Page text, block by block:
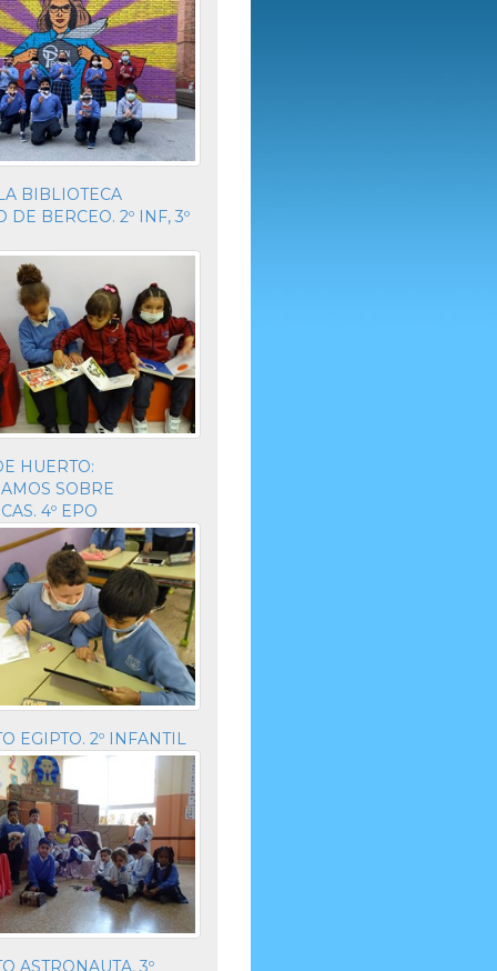
BIBLIOTECA
DE BERCEO. 2º INF, 3º
HUERTO:
SOBRE
4º EPO
EGIPTO. 2º INFANTIL
ASTRONAUTA. 3º